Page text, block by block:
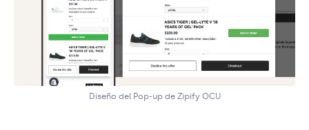
Diseño del Pop-up de Zipify OCU